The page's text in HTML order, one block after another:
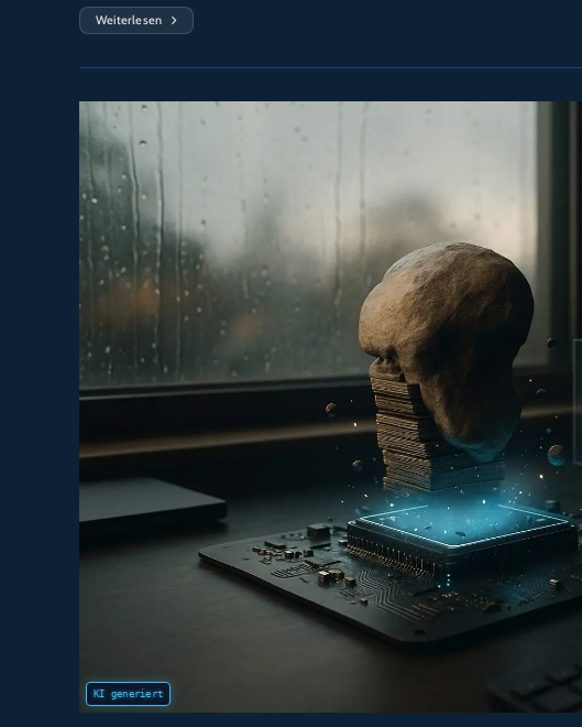
Weiterlesen
Cruncher-
(17.06.–
–
99,8
%
CPU
Bei
36,1
W:
Einstein
Drückt
RAM,
Der
Rest
Hält